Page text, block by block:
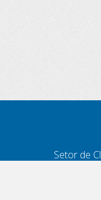
Setor de